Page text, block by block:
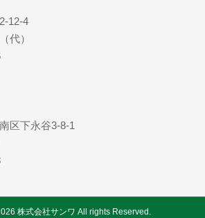
12-4
代）
区下永谷3-8-1
株式会社サンワ All rights Reserved.